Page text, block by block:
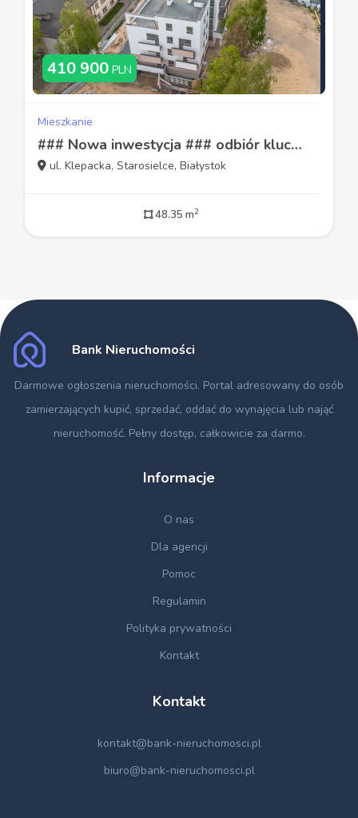
410 900 PLN
Mieszkanie
### Nowa inwestycja ### odbiór kluczy 2025 rok ###
ul. Klepacka, Starosielce, Białystok
48.35 m2
Bank Nieruchomości
Darmowe ogłoszenia nieruchomości. Portal adresowany do osób
zamierzających kupić, sprzedać, oddać do wynajęcia lub nająć
nieruchomość. Pełny dostęp, całkowicie za darmo.
Informacje
O nas
Dla agencji
Pomoc
Regulamin
Polityka prywatności
Kontakt
Kontakt
kontakt@bank-nieruchomosci.pl
biuro@bank-nieruchomosci.pl